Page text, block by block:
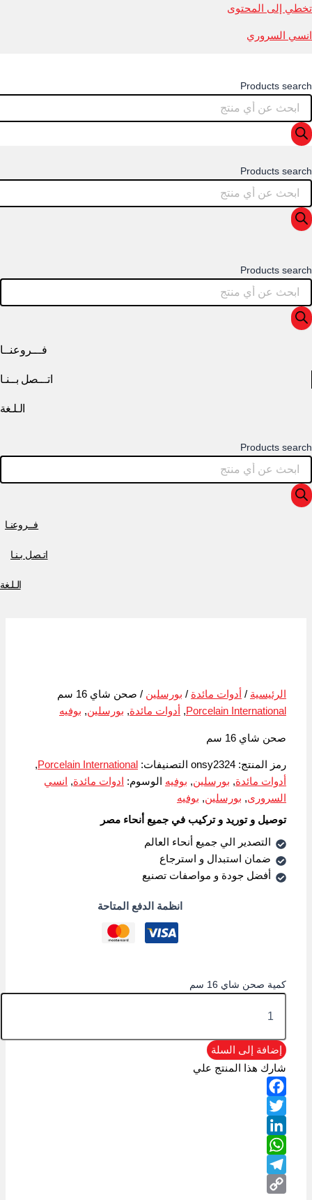
تخطي إلى المحتوى
انسي السروري
Products search
Products search
Products search
فـــروعنــا
اتـــصل بــنـا
الـلـغة
Products search
فــروعنـا
اتـصل بـنـا
الـلـغة
الرئيسية / أدوات مائدة / بورسلين / صحن شاي 16 سم
Porcelain International
, أدوات مائدة, بورسلين, بوفيه
صحن شاي 16 سم
رمز المنتج:onsy2324 التصنيفات: Porcelain International
,
أدوات مائدة, بورسلين, بوفيه الوسوم: ادوات مائدة,
انسي
السرورى, بورسلين, بوفيه
توصيل و توريد و تركيب في جميع أنحاء مصر
التصدير الي جميع أنحاء العالم
ضمان استبدال و استرجاع
أفضل جودة و مواصفات تصنيع
انظمة الدفع المتاحة
كمية صحن شاي 16 سم
إضافة إلى السلة
شارك هذا المنتج علي
Facebook
Twitter
LinkedIn
WhatsApp
Telegram